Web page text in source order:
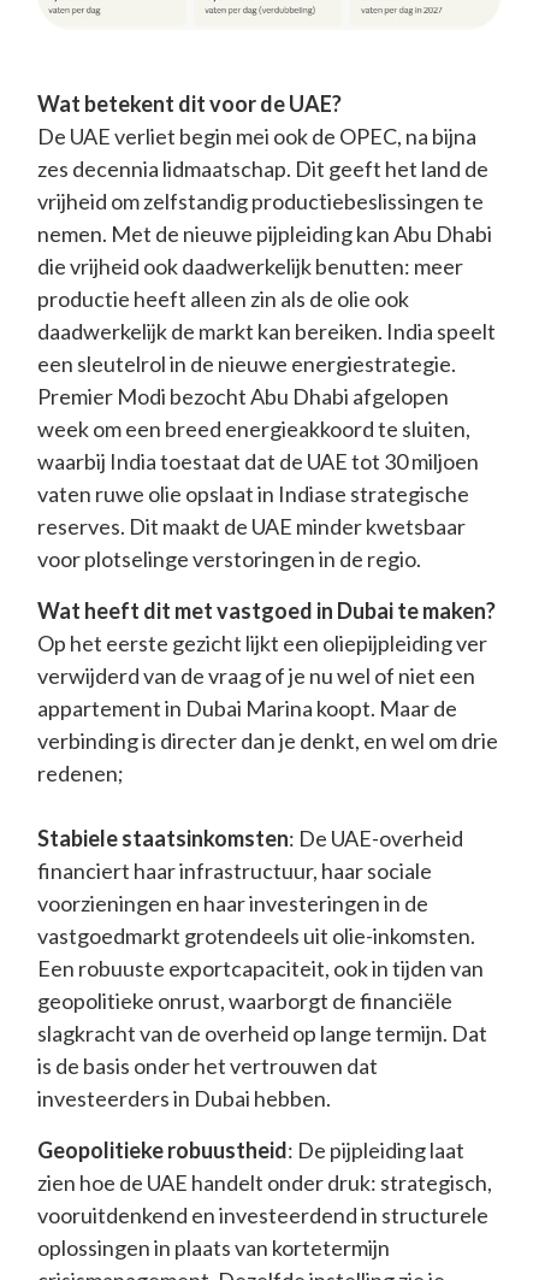
Wat betekent dit voor de UAE?
De UAE verliet begin mei ook de OPEC, na bijna
zes decennia lidmaatschap. Dit geeft het land de
vrijheid om zelfstandig productiebeslissingen te
nemen. Met de nieuwe pijpleiding kan Abu Dhabi
die vrijheid ook daadwerkelijk benutten: meer
productie heeft alleen zin als de olie ook
daadwerkelijk de markt kan bereiken. India speelt
een sleutelrol in de nieuwe energiestrategie.
Premier Modi bezocht Abu Dhabi afgelopen
week om een breed energieakkoord te sluiten,
waarbij India toestaat dat de UAE tot 30 miljoen
vaten ruwe olie opslaat in Indiase strategische
reserves. Dit maakt de UAE minder kwetsbaar
voor plotselinge verstoringen in de regio.
Wat heeft dit met vastgoed in Dubai te maken?
Op het eerste gezicht lijkt een oliepijpleiding ver
verwijderd van de vraag of je nu wel of niet een
appartement in Dubai Marina koopt. Maar de
verbinding is directer dan je denkt, en wel om drie
redenen;
Stabiele staatsinkomsten: De UAE-overheid
financiert haar infrastructuur, haar sociale
voorzieningen en haar investeringen in de
vastgoedmarkt grotendeels uit olie-inkomsten.
Een robuuste exportcapaciteit, ook in tijden van
geopolitieke onrust, waarborgt de financiële
slagkracht van de overheid op lange termijn. Dat
is de basis onder het vertrouwen dat
investeerders in Dubai hebben.
Geopolitieke robuustheid: De pijpleiding laat
zien hoe de UAE handelt onder druk: strategisch,
vooruitdenkend en investeerdend in structurele
oplossingen in plaats van kortetermijn